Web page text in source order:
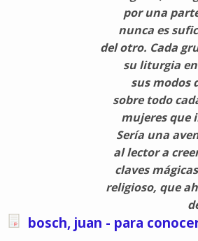
por una
nunca es
del otro. Cada
su liturgia
sus modos
sobre todo
mujeres que
Sería una
al lector a
claves
religioso, que
bosch, juan - para